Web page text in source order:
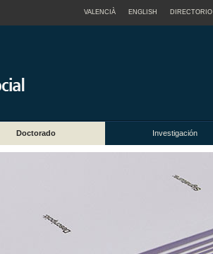
VALENCIÀ ENGLISH DIRECTORIO
Doctorado Investigación